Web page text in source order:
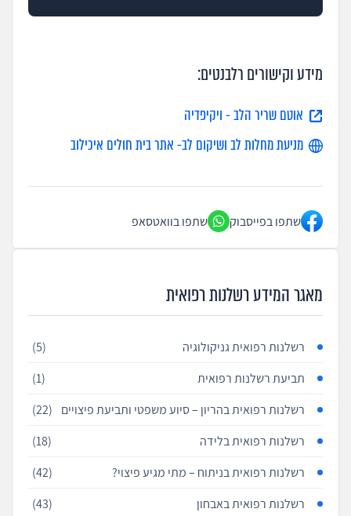
מידע וקישורים רלבנטים:
אוטם שריר הלב - ויקיפדיה
מניעת מחלות לב ושיקום לב- אתר בית חולים איכילוב
שתפו בפייסבוק שתפו בוואטסאפ
מאגר המידע רשלנות רפואית
רשלנות רפואית גניקולוגיה
(5)
תביעת רשלנות רפואית
(1)
רשלנות רפואית בהריון – סיוע משפטי ותביעת פיצויים
(22)
רשלנות רפואית בלידה
(18)
רשלנות רפואית בניתוח – מתי מגיע פיצוי?
(42)
רשלנות רפואית באבחון
(43)